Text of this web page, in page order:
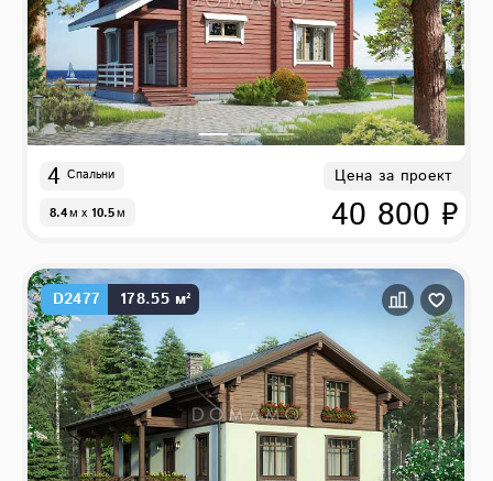
4 Спальни
8.4м x 10.5м
Цена за проект
40 800 ₽
D2477 178.55 м²